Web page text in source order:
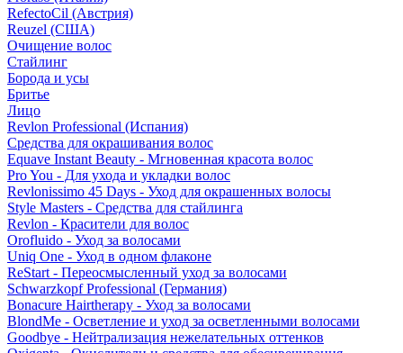
RefectoCil (Австрия)
Reuzel (США)
Очищение волос
Стайлинг
Борода и усы
Бритье
Лицо
Revlon Professional (Испания)
Средства для окрашивания волос
Equave Instant Beauty - Мгновенная красота волос
Pro You - Для ухода и укладки волос
Revlonissimo 45 Days - Уход для окрашенных волосы
Style Masters - Средства для стайлинга
Revlon - Красители для волос
Orofluido - Уход за волосами
Uniq One - Уход в одном флаконе
ReStart - Переосмысленный уход за волосами
Schwarzkopf Professional (Германия)
Bonacure Hairtherapy - Уход за волосами
BlondMe - Осветление и уход за осветленными волосами
Goodbye - Нейтрализация нежелательных оттенков